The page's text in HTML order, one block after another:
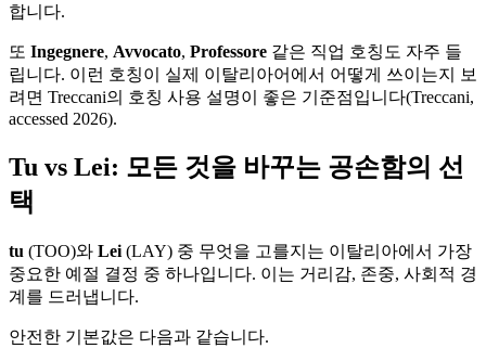
합니다.
또 Ingegnere, Avvocato, Professore 같은 직업 호칭도 자주 들
립니다. 이런 호칭이 실제 이탈리아어에서 어떻게 쓰이는지 보
려면 Treccani의 호칭 사용 설명이 좋은 기준점입니다(Treccani,
accessed 2026).
Tu vs Lei: 모든 것을 바꾸는 공손함의 선
택
tu (TOO)와 Lei (LAY) 중 무엇을 고를지는 이탈리아에서 가장
중요한 예절 결정 중 하나입니다. 이는 거리감, 존중, 사회적 경
계를 드러냅니다.
안전한 기본값은 다음과 같습니다.